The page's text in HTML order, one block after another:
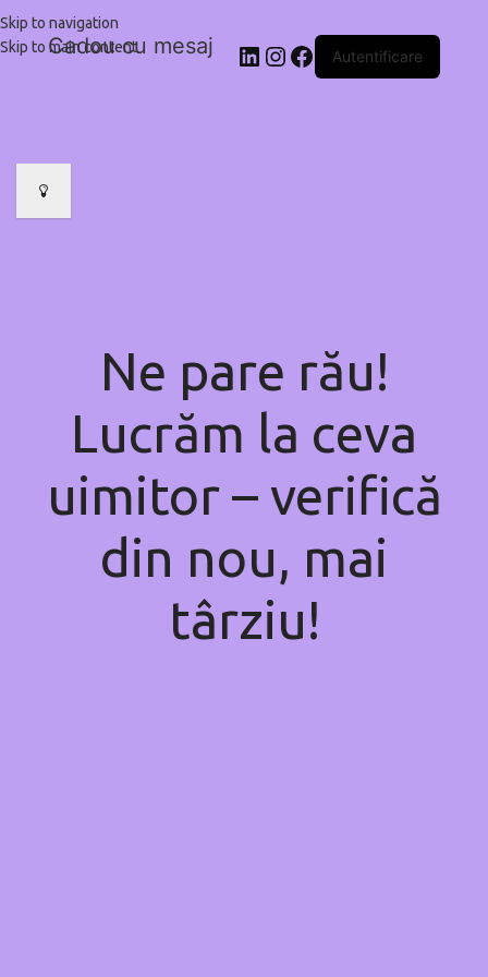
Skip to navigation
Skip to main content
Cadou cu mesaj Autentificare
Ne pare rău!
Lucrăm la ceva
uimitor – verifică
din nou, mai
târziu!